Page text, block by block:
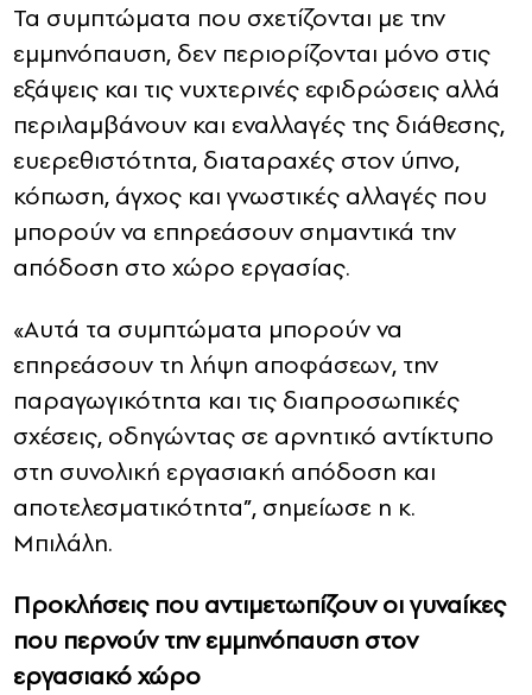
Τα συμπτώματα που σχετίζονται με την
εμμηνόπαυση, δεν περιορίζονται μόνο στις
εξάψεις και τις νυχτερινές εφιδρώσεις αλλά
περιλαμβάνουν και εναλλαγές της διάθεσης,
ευερεθιστότητα, διαταραχές στον ύπνο,
κόπωση, άγχος και γνωστικές αλλαγές που
μπορούν να επηρεάσουν σημαντικά την
απόδοση στο χώρο εργασίας.
«Αυτά τα συμπτώματα μπορούν να
επηρεάσουν τη λήψη αποφάσεων, την
παραγωγικότητα και τις διαπροσωπικές
σχέσεις, οδηγώντας σε αρνητικό αντίκτυπο
στη συνολική εργασιακή απόδοση και
αποτελεσματικότητα”, σημείωσε η κ.
Μπιλάλη.
Προκλήσεις που αντιμετωπίζουν οι γυναίκες
που περνούν την εμμηνόπαυση στον
εργασιακό χώρο